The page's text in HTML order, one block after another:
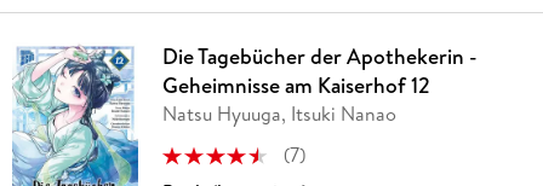
Die Tagebücher der Apothekerin -
Geheimnisse am Kaiserhof 12
Natsu Hyuuga, Itsuki Nanao
(7)